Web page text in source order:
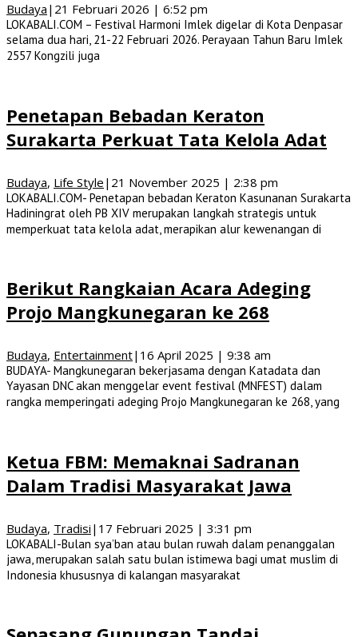
Budaya | 21 Februari 2026 | 6:52 pm
LOKABALI.COM – Festival Harmoni Imlek digelar di Kota Denpasar
selama dua hari, 21-22 Februari 2026. Perayaan Tahun Baru Imlek
2557 Kongzili juga
Penetapan Bebadan Keraton
Surakarta Perkuat Tata Kelola Adat
Budaya, Life Style | 21 November 2025 | 2:38 pm
LOKABALI.COM- Penetapan bebadan Keraton Kasunanan Surakarta
Hadiningrat oleh PB XIV merupakan langkah strategis untuk
memperkuat tata kelola adat, merapikan alur kewenangan di
Berikut Rangkaian Acara Adeging
Projo Mangkunegaran ke 268
Budaya, Entertainment| 16 April 2025 | 9:38 am
BUDAYA- Mangkunegaran bekerjasama dengan Katadata dan
Yayasan DNC akan menggelar event festival (MNFEST) dalam
rangka memperingati adeging Projo Mangkunegaran ke 268, yang
Ketua FBM: Memaknai Sadranan
Dalam Tradisi Masyarakat Jawa
Budaya, Tradisi | 17 Februari 2025 | 3:31 pm
LOKABALI-Bulan sya’ban atau bulan ruwah dalam penanggalan
jawa, merupakan salah satu bulan istimewa bagi umat muslim di
Indonesia khususnya di kalangan masyarakat